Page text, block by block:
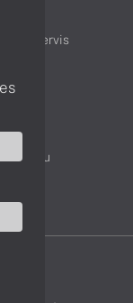
a servis
tovaru